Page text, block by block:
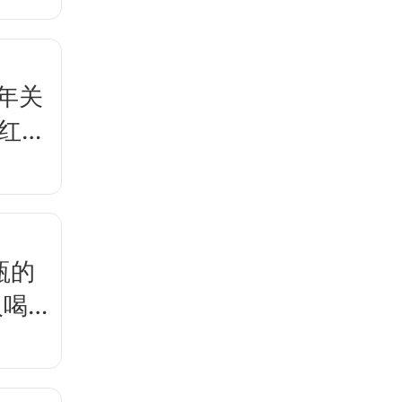
关
排
的